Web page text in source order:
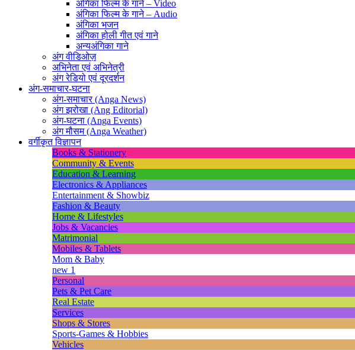
अंगिका फिल्म के गाने – Video
अंगिका फिल्म के गाने – Audio
अंगिका भजन
अंगिका होली गीत एवं गाने
अन्यअंगिका गाने
अंग वीडिओज़
अभिनेता एवं अभिनेत्री
अंग रेडियो एवं दूरदर्शन
अंग-समाचार-घटना
अंग-समाचार (Anga News)
अंग झरोखा (Ang Editorial)
अंग-घटना (Anga Events)
अंग मौसम (Anga Weather)
वर्गीकृत विज्ञापन
Books & Stationery
Community & Events
Education & Learning
Electronics & Appliances
Entertainment & Showbiz
Fashion & Beauty
Home & Lifestyles
Jobs & Vacancies
Matrimonial
Mobiles & Tablets
Mom & Baby
new 1
Personal
Pets & Pet Care
Real Estate
Services
Shops & Stores
Sports-Games & Hobbies
Vehicles